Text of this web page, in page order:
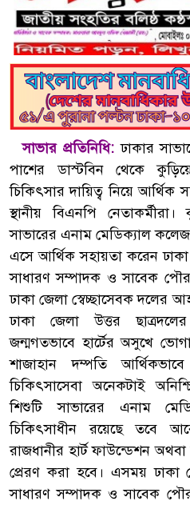
সাভার প্রতিনিধি: ঢাকার
পাশের ডাস্টবিন থেকে
চিকিৎসার দায়িত্ব নিয়ে আর্থিক
স্থানীয় বিএনপি
সাভারের এনাম মেডিক্যাল
এসে আর্থিক সহায়তা করেন
সাধারণ সম্পাদক ও সাবেক
ঢাকা জেলা স্বেচ্ছাসেবক দলের
ঢাকা জেলা উত্তর
জন্মগতভাবে হার্টের অসুখে
শাজাহান দম্পতি
চিকিৎসাসেবা অনেকটাই
শিশুটি সাভারের এনাম
চিকিৎসাধীন রয়েছে তবে
রাজধানীর হার্ট ফাউন্ডেশন
প্রেরণ করা হবে। এসময় ঢাকা
সাধারণ সম্পাদক ও সাবেক